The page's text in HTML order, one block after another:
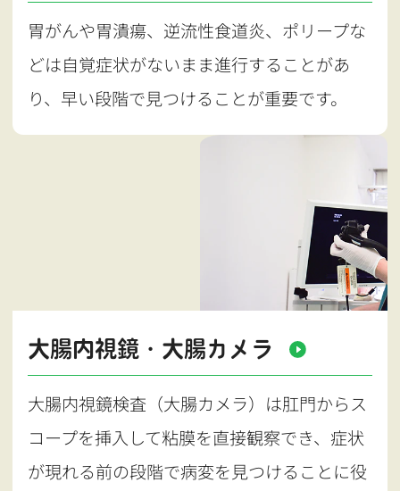
胃がんや胃潰瘍、逆流性食道炎、ポリープな
どは自覚症状がないまま進行することがあ
り、早い段階で見つけることが重要です。
大腸内視鏡・大腸カメラ
大腸内視鏡検査（大腸カメラ）は肛門からス
コープを挿入して粘膜を直接観察でき、症状
が現れる前の段階で病変を見つけることに役